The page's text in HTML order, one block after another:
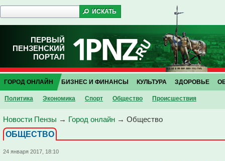
ПЕРВЫЙ
ПЕНЗЕНСКИЙ
ПОРТАЛ
ГОРОД ОНЛАЙН
Политика Экономика Спорт Общество Проиcшествия
БИЗНЕС И ФИНАНСЫ КУЛЬТУРА ЗДОРОВЬЕ
Новости Пензы → Город онлайн → Общество
ОБЩЕСТВО
24 января 2017, 18:10